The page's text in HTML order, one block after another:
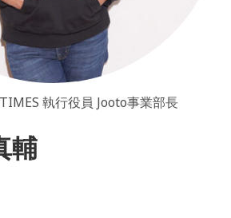
執行役員 Jooto事業部長
輔